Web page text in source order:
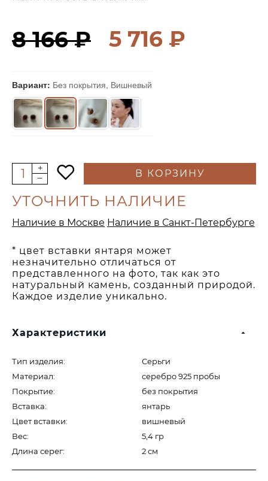
5 716 ₽
8 166 ₽
Вариант: Без покрытия, Вишневый
В КОРЗИНУ
* цвет вставки янтаря может
незначительно отличаться от
представленного на фото, так как это
натуральный камень, созданный природой.
Каждое изделие уникально.
Характеристики
Тип изделия:
Серьги
Материал:
серебро 925 пробы
Покрытие:
без покрытия
Вставка:
янтарь
Цвет вставки:
вишневый
Вес:
5,4 гр
Длина серег:
2 см
УТОЧНИТЬ НАЛИЧИЕ
Наличие в Москве Наличие в Санкт-Петербурге